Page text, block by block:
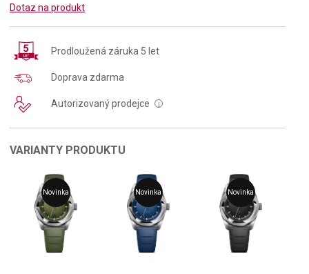
Dotaz na produkt
Prodloužená záruka 5 let
Doprava zdarma
Autorizovaný prodejce i
VARIANTY PRODUKTU
Novinka Novinka Novinka